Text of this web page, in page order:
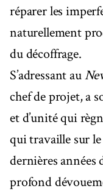
réparer les
naturellement
du décoffrage.
S’adressant au
chef de projet, a
et d’unité qui
qui travaille sur
dernières années
profond